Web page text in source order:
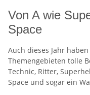
Von A wie
Space
Auch dieses Jahr
Themengebieten tolle
Technic, Ritter,
Space und sogar ein